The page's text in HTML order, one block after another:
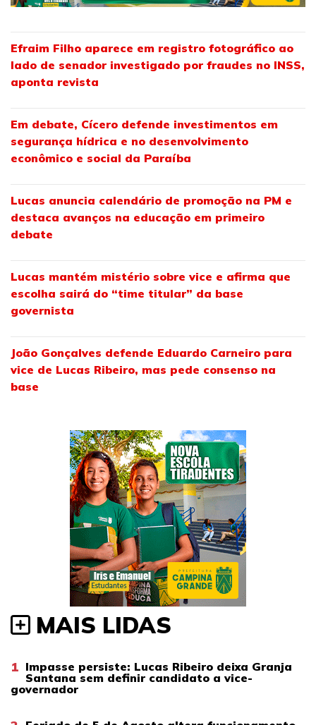
Efraim Filho aparece em registro fotográfico ao
lado de senador investigado por fraudes no INSS,
aponta revista
Em debate, Cícero defende investimentos em
segurança hídrica e no desenvolvimento
econômico e social da Paraíba
Lucas anuncia calendário de promoção na PM e
destaca avanços na educação em primeiro
debate
Lucas mantém mistério sobre vice e afirma que
escolha sairá do “time titular” da base
governista
João Gonçalves defende Eduardo Carneiro para
vice de Lucas Ribeiro, mas pede consenso na
base
MAIS LIDAS
1 Impasse persiste: Lucas Ribeiro deixa Granja
Santana sem definir candidato a vice-
governador